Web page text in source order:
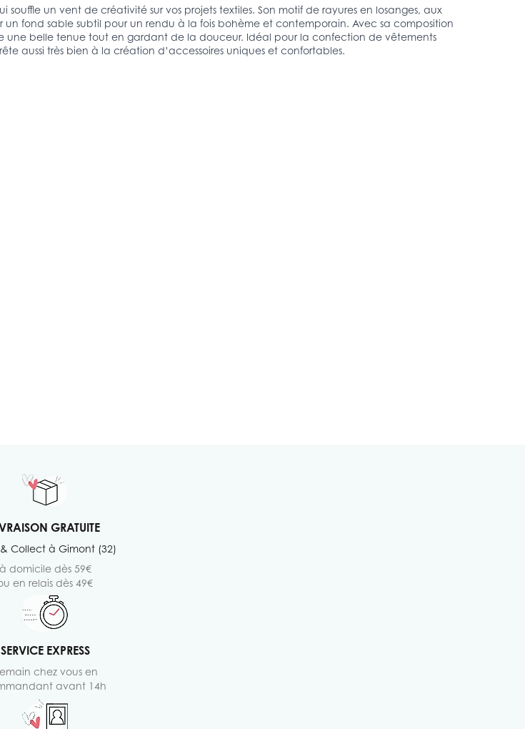
un vent de créativité sur vos projets textiles. Son motif de rayures en losanges, aux
fond sable subtil pour un rendu à la fois bohème et contemporain. Avec sa composition
une belle tenue tout en gardant de la douceur. Idéal pour la confection de vêtements
aussi très bien à la création d’accessoires uniques et confortables.
GRATUITE
Collect à Gimont (32)
à domicile dès 59€
en relais dès 49€
SERVICE EXPRESS
chez vous en
avant 14h